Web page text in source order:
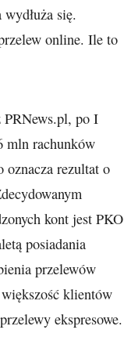
się.
online. Ile to
PRNews.pl, po I
mln rachunków
oznacza rezultat o
kont jest PKO
posiadania
przelewów
klientów
ekspresowe.